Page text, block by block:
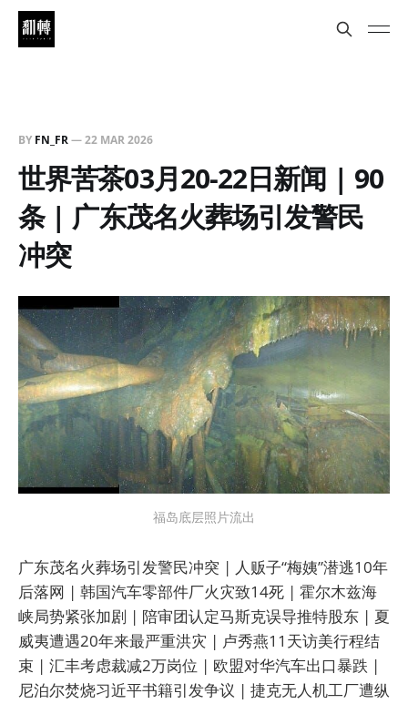
BY FN_FR—22 MAR 2026
世界苦茶03月20-22日新闻 | 90
条 | 广东茂名火葬场引发警民
冲突
福岛底层照片流出
广东茂名火葬场引发警民冲突 | 人贩子“梅姨”潜逃10年
后落网 | 韩国汽车零部件厂火灾致14死 | 霍尔木兹海
峡局势紧张加剧 | 陪审团认定马斯克误导推特股东 | 夏
威夷遭遇20年来最严重洪灾 | 卢秀燕11天访美行程结
束 | 汇丰考虑裁减2万岗位 | 欧盟对华汽车出口暴跌 |
尼泊尔焚烧习近平书籍引发争议 | 捷克无人机工厂遭纵